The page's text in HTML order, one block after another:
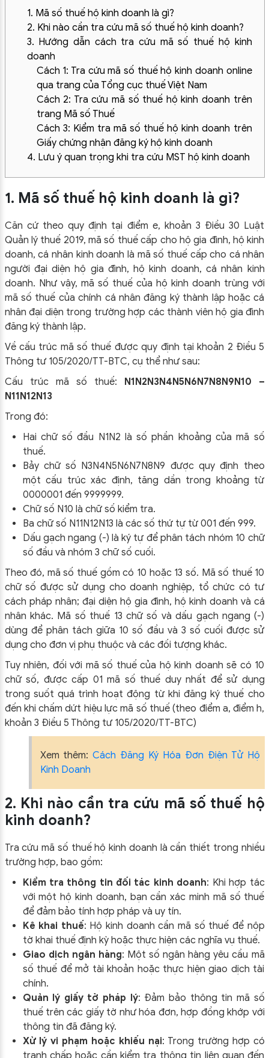
1. Mã số thuế hộ kinh doanh là gì?
2. Khi nào cần tra cứu mã số thuế hộ kinh doanh?
3. Hướng dẫn cách tra cứu mã số thuế hộ kinh
doanh
Cách 1: Tra cứu mã số thuế hộ kinh doanh online
qua trang của Tổng cục thuế Việt Nam
Cách 2: Tra cứu mã số thuế hộ kinh doanh trên
trang Mã số Thuế
Cách 3: Kiểm tra mã số thuế hộ kinh doanh trên
Giấy chứng nhận đăng ký hộ kinh doanh
4. Lưu ý quan trọng khi tra cứu MST hộ kinh doanh
1. Mã số thuế hộ kinh doanh là gì?
Căn cứ theo quy định tại điểm e, khoản 3 Điều 30 Luật
Quản lý thuế 2019, mã số thuế cấp cho hộ gia đình, hộ kinh
doanh, cá nhân kinh doanh là mã số thuế cấp cho cá nhân
người đại diện hộ gia đình, hộ kinh doanh, cá nhân kinh
doanh. Như vậy, mã số thuế của hộ kinh doanh trùng với
mã số thuế của chính cá nhân đăng ký thành lập hoặc cá
nhân đại diện trong trường hợp các thành viên hộ gia đình
đăng ký thành lập.
Về cấu trúc mã số thuế được quy định tại khoản 2 Điều 5
Thông tư 105/2020/TT-BTC, cụ thể như sau:
Cấu trúc mã số thuế: N1N2N3N4N5N6N7N8N9N10 –
N11N12N13
Trong đó:
Hai chữ số đầu N1N2 là số phần khoảng của mã số
thuế.
Bảy chữ số N3N4N5N6N7N8N9 được quy định theo
một cấu trúc xác định, tăng dần trong khoảng từ
0000001 đến 9999999.
Chữ số N10 là chữ số kiểm tra.
Ba chữ số N11N12N13 là các số thứ tự từ 001 đến 999.
Dấu gạch ngang (-) là ký tự để phân tách nhóm 10 chữ
số đầu và nhóm 3 chữ số cuối.
Theo đó, mã số thuế gồm có 10 hoặc 13 số. Mã số thuế 10
chữ số được sử dụng cho doanh nghiệp, tổ chức có tư
cách pháp nhân; đại diện hộ gia đình, hộ kinh doanh và cá
nhân khác. Mã số thuế 13 chữ số và dấu gạch ngang (-)
dùng để phân tách giữa 10 số đầu và 3 số cuối được sử
dụng cho đơn vị phụ thuộc và các đối tượng khác.
Tuy nhiên, đối với mã số thuế của hộ kinh doanh sẽ có 10
chữ số, được cấp 01 mã số thuế duy nhất để sử dụng
trong suốt quá trình hoạt động từ khi đăng ký thuế cho
đến khi chấm dứt hiệu lực mã số thuế (theo điểm a, điểm h,
khoản 3 Điều 5 Thông tư 105/2020/TT-BTC)
Xem thêm:Cách Đăng Ký Hóa Đơn Điện Tử Hộ
Kinh Doanh
2. Khi nào cần tra cứu mã số thuế hộ
kinh doanh?
Tra cứu mã số thuế hộ kinh doanh là cần thiết trong nhiều
trường hợp, bao gồm:
Kiểm tra thông tin đối tác kinh doanh: Khi hợp tác
với một hộ kinh doanh, bạn cần xác minh mã số thuế
để đảm bảo tính hợp pháp và uy tín.
Kê khai thuế: Hộ kinh doanh cần mã số thuế để nộp
tờ khai thuế định kỳ hoặc thực hiện các nghĩa vụ thuế.
Giao dịch ngân hàng: Một số ngân hàng yêu cầu mã
số thuế để mở tài khoản hoặc thực hiện giao dịch tài
chính.
Quản lý giấy tờ pháp lý: Đảm bảo thông tin mã số
thuế trên các giấy tờ như hóa đơn, hợp đồng khớp với
thông tin đã đăng ký.
Xử lý vi phạm hoặc khiếu nại: Trong trường hợp có
tranh chấp hoặc cần kiểm tra thông tin liên quan đến